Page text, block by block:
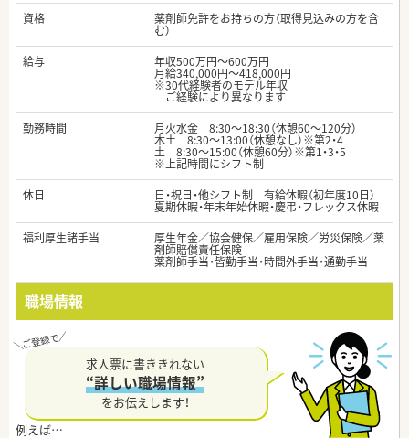
資格
薬剤師免許をお持ちの方（取得見込みの方を含
む）
給与
年収500万円～600万円
月給340,000円～418,000円
※30代経験者のモデル年収
ご経験により異なります
勤務時間
月火水金 8:30～18:30（休憩60～120分）
木土 8:30～13:00（休憩なし）※第2・4
土 8:30～15:00（休憩60分）※第1・3・5
※上記時間にシフト制
休日
日・祝日・他シフト制 有給休暇（初年度10日）
夏期休暇・年末年始休暇・慶弔・フレックス休暇
福利厚生諸手当
厚生年金／協会健保／雇用保険／労災保険／薬
剤師賠償責任保険
薬剤師手当・皆勤手当・時間外手当・通勤手当
職場情報
求人票に書ききれない
“詳しい職場情報”
をお伝えします！